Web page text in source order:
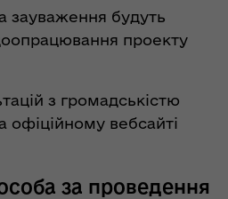
зауваження будуть
проекту
з громадськістю
офіційному вебсайті
за проведення